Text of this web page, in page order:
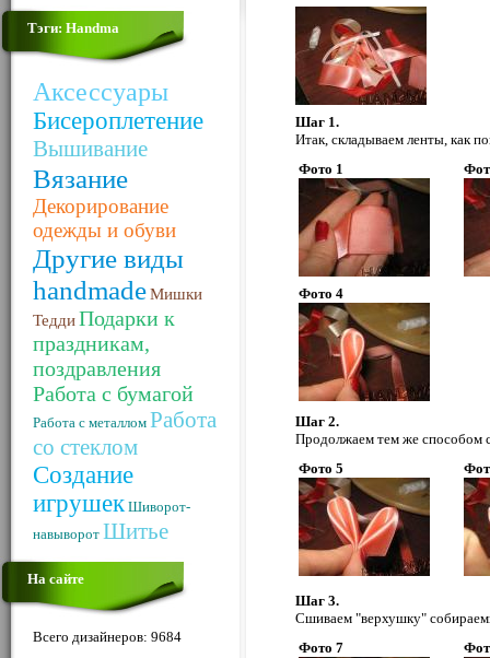
Тэги: Handma
Аксессуары
Бисероплетение
Вышивание
Вязание
Декорирование
одежды и обуви
Другие виды
handmadeМишки
ТеддиПодарки к
праздникам,
поздравления
Работа с бумагой
Работа с металлом Работа
со стеклом
Создание
игрушек Шиворот-
навыворот Шитье
На сайте
Всего дизайнеров: 9684
Шаг 1.
Итак, складываем ленты, как
Фото 1
Фото 4
Шаг 2.
Продолжаем тем же способом
Фото 5
Шаг 3.
Сшиваем "верхушку"
Фото 7